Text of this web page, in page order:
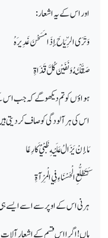
اور اس کے یہ اشعار:
وَتَرَى الرِّيَاحَ إذَا مَسَحْنَ غَدِيرَهُ
صَقَّلْنَهُ وَنَفَيْنَ كُلَّ قَذَاةِ
ہواؤں کو تم دیکھوگے کہ جب اس
اس کی ہر آلودگی کو صاف کردیتی
مَا إنْ يَزَالُ عَلَيْهِ ظَبْيٌ كَارِعًا
كَتَطَلُّعِ الْحَسْنَاءِ فِي الْمِرْآةِ
ہرنی اس کے اوپر سے اسے ایسے ہی
ہاں! اگر ااس قسم کے اشعار آلات